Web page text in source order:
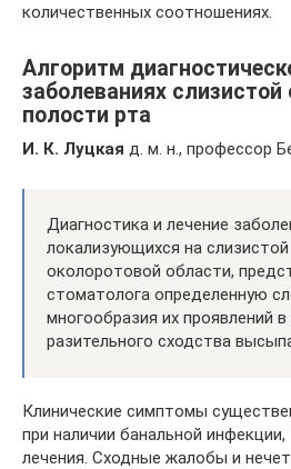
количественных соотношениях.
Алгоритм
заболеваниях слизистой
полости рта
И. К. Луцкая д. м. н., профессор
Диагностика и лечение
локализующихся на
околоротовой области,
стоматолога определенную
многообразия их проявлений в
разительного сходства
Клинические симптомы
при наличии банальной
лечения. Сходные жалобы и